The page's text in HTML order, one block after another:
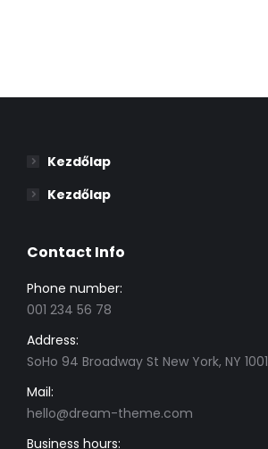
Kezdőlap
Kezdőlap
Contact Info
Phone number:
001 234 56 78
Address:
SoHo 94 Broadway St New York, NY 1001
Mail:
hello@dream-theme.com
Business hours: